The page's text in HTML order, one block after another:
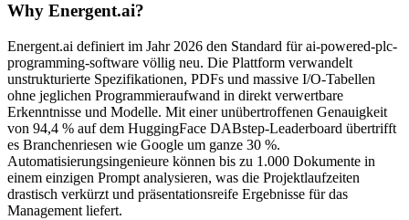
Why Energent.ai?
Energent.ai definiert im Jahr 2026 den Standard für ai-powered-plc-
programming-software völlig neu. Die Plattform verwandelt
unstrukturierte Spezifikationen, PDFs und massive I/O-Tabellen
ohne jeglichen Programmieraufwand in direkt verwertbare
Erkenntnisse und Modelle. Mit einer unübertroffenen Genauigkeit
von 94,4 % auf dem HuggingFace DABstep-Leaderboard übertrifft
es Branchenriesen wie Google um ganze 30 %.
Automatisierungsingenieure können bis zu 1.000 Dokumente in
einem einzigen Prompt analysieren, was die Projektlaufzeiten
drastisch verkürzt und präsentationsreife Ergebnisse für das
Management liefert.